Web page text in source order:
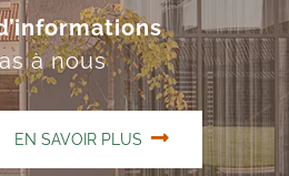
à nous
EN SAVOIR PLUS